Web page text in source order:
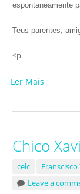
espontaneamente
Teus parentes,
<p
Ler Mais
Chico
celc
Leave a